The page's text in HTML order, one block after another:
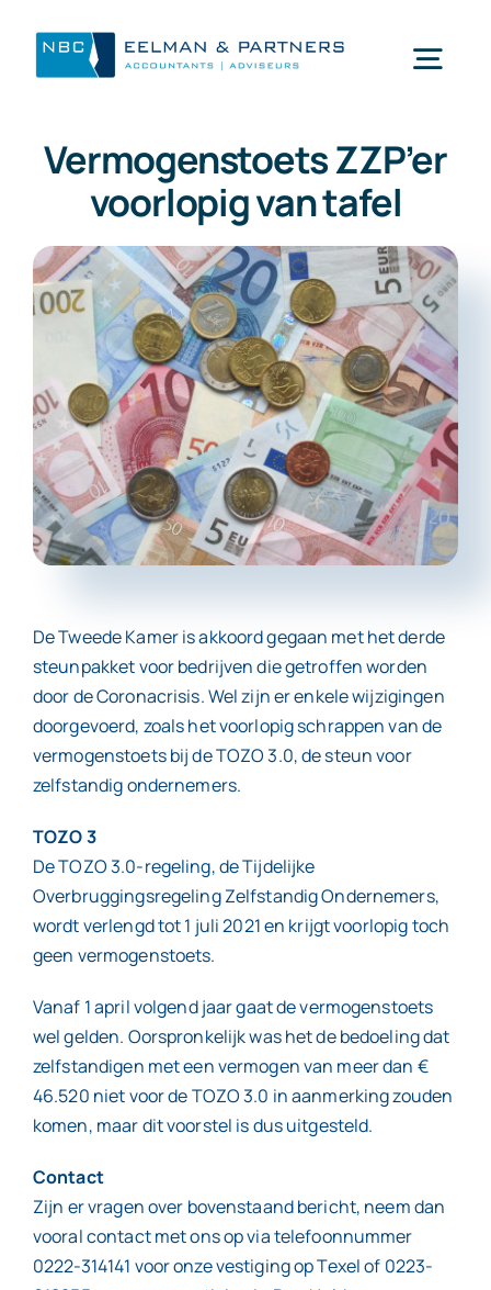
inhoud
Wat doen wij
Mijn NBC Eelman & Partners
Nieuws
Werken bij
Contact
Vermogenstoets ZZP’er
voorlopig van tafel
De Tweede Kamer is akkoord gegaan met het derde
steunpakket voor bedrijven die getroffen worden
door de Coronacrisis. Wel zijn er enkele wijzigingen
doorgevoerd, zoals het voorlopig schrappen van de
vermogenstoets bij de TOZO 3.0, de steun voor
zelfstandig ondernemers.
TOZO 3
De TOZO 3.0-regeling, de Tijdelijke
Overbruggingsregeling Zelfstandig Ondernemers,
wordt verlengd tot 1 juli 2021 en krijgt voorlopig toch
geen vermogenstoets.
Vanaf 1 april volgend jaar gaat de vermogenstoets
wel gelden. Oorspronkelijk was het de bedoeling dat
zelfstandigen met een vermogen van meer dan €
46.520 niet voor de TOZO 3.0 in aanmerking zouden
komen, maar dit voorstel is dus uitgesteld.
Contact
Zijn er vragen over bovenstaand bericht, neem dan
vooral contact met ons op via telefoonnummer
0222-314141 voor onze vestiging op Texel of 0223-